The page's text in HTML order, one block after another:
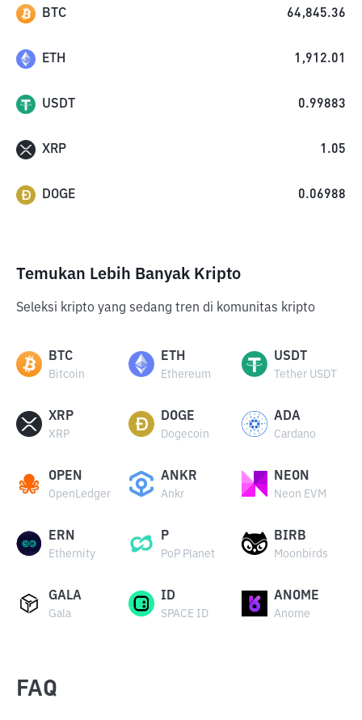
BTC 64,845.36
ETH 1,912.01
USDT 0.99883
XRP 1.05
DOGE 0.06988
Temukan Lebih Banyak Kripto
Seleksi kripto yang sedang tren di komunitas kripto
BTC
Bitcoin
ETH
Ethereum
USDT
Tether USDT
XRP
XRP
DOGE
Dogecoin
ADA
Cardano
OPEN
OpenLedger
ANKR
Ankr
NEON
Neon EVM
ERN
Ethernity
P
PoP Planet
BIRB
Moonbirds
GALA
Gala
ID
SPACE ID
ANOME
Anome
FAQ